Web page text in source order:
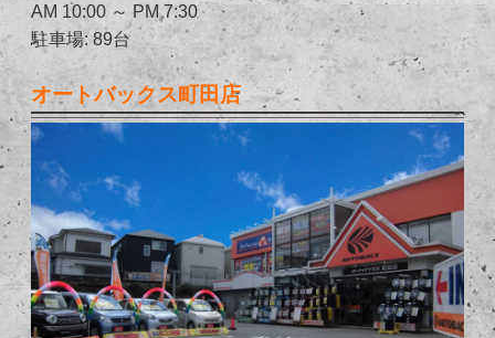
AM 10:00 ～ PM 7:30
駐車場: 89台
オートバックス町田店